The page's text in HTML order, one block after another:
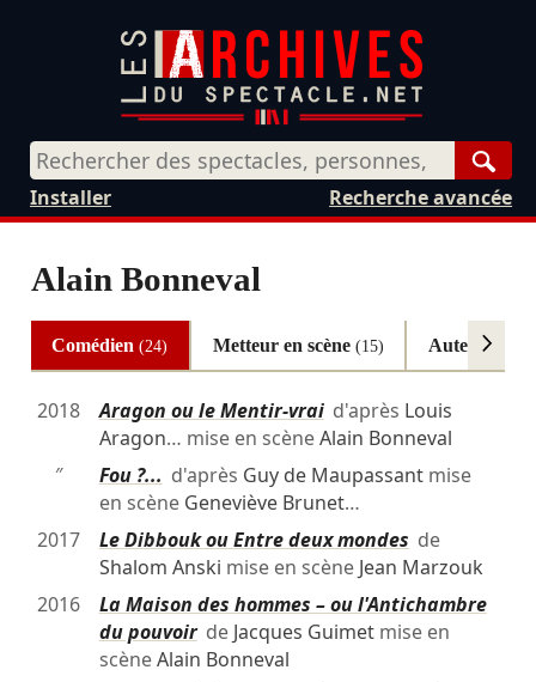
Recherche avancée
Installer
Alain Bonneval
Comédien(24) Metteur en scène (15) Auteur
2018 Aragon ou le Mentir-vraid'après Louis
Aragon… mise en scèneAlain Bonneval
″
Fou ?... d'après Guy de Maupassantmise
en scène Geneviève Brunet…
2017
Le Dibbouk ou Entre deux mondes de
Shalom Anski mise en scène Jean Marzouk
2016
La Maison des hommes – ou l'Antichambre
du pouvoirde Jacques Guimetmise en
scèneAlain Bonneval